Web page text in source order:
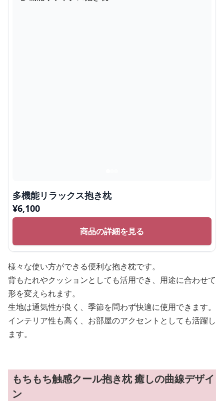
多機能リラックス抱き枕
¥6,100
商品の詳細を見る
様々な使い方ができる便利な抱き枕です。
背もたれやクッションとしても活用でき、用途に合わせて
形を変えられます。
生地は通気性が良く、季節を問わず快適に使用できます。
インテリア性も高く、お部屋のアクセントとしても活躍し
ます。
もちもち触感クール抱き枕 癒しの曲線デザイ
ン